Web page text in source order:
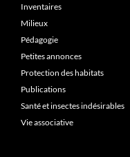
Inventaires
Milieux
Pédagogie
Petites annonces
Protection des habitats
Publications
Santé et insectes indésirables
Vie associative